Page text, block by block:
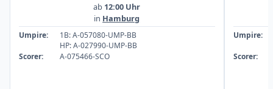
ab 12:00 Uhr
in Hamburg
Umpire:
1B: A-057080-UMP-BB
HP: A-027990-UMP-BB
Scorer:
A-075466-SCO
Umpire:
Scorer: